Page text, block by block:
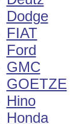
Dodge
FIAT
Ford
GMC
GOETZE
Hino
Honda